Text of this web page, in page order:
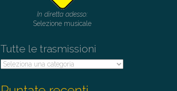
In diretta adesso:
Selezione musicale
Tutte le trasmissioni
Tutte